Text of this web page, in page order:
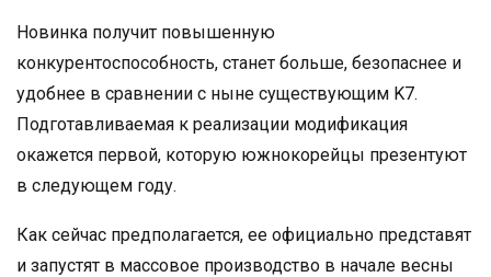
Новинка получит повышенную
конкурентоспособность, станет больше, безопаснее и
удобнее в сравнении с ныне существующим K7.
Подготавливаемая к реализации модификация
окажется первой, которую южнокорейцы презентуют
в следующем году.
Как сейчас предполагается, ее официально представят
и запустят в массовое производство в начале весны